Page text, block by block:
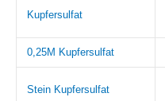
Kupfersulfat
0,25M Kupfersulfat
Stein Kupfersulfat